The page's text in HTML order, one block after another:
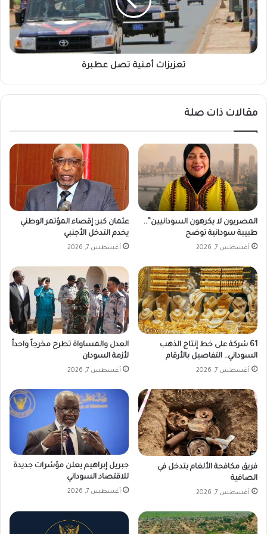
م
ن
ق
ي
ل
ط
ق
ة
ا
ل
ر
ة
ب
ا
ل
د
م
ا
ز
ن
ز
ت
أ
م
ص
ط
ب
ر
ة
تعزيزات أمنية تصل عطبرة
مقالات ذات صلة
المصريون لا يكرهون السودانيين”..
طبيبة سودانية توضح
أغسطس 7, 2026
عثمان كبر: إقصاء المؤتمر الوطني
يخدم التدخل الأجنبي
أغسطس 7, 2026
61 شركة على خط إنتاج الذهب
السوداني.. التفاصيل بالأرقام
أغسطس 7, 2026
العدل والمساواة تطرح مخرجاً واحداً
لأزمة السودان
أغسطس 7, 2026
فريق مكافحة الألغام يتدخل في
الصافية
أغسطس 7, 2026
جبريل إبراهيم يعلن مؤشرات جديدة
للاقتصاد السوداني
أغسطس 7, 2026